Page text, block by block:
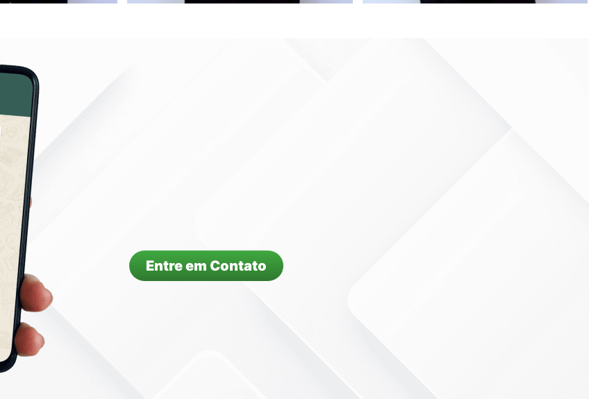
Entre em Contato